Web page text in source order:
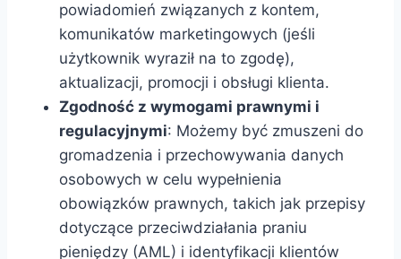
powiadomień związanych z kontem,
komunikatów marketingowych (jeśli
użytkownik wyraził na to zgodę),
aktualizacji, promocji i obsługi klienta.
Zgodność z wymogami prawnymi i
regulacyjnymi: Możemy być zmuszeni do
gromadzenia i przechowywania danych
osobowych w celu wypełnienia
obowiązków prawnych, takich jak przepisy
dotyczące przeciwdziałania praniu
pieniędzy (AML) i identyfikacji klientów